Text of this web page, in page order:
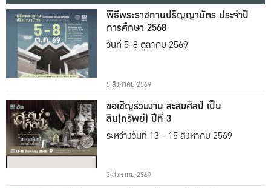
พิธีพระราชทานปริญญาบัตร ประจำปี
การศึกษา 2568
วันที่ 5-8 ตุลาคม 2569
5 สิงหาคม 2569
ขอเชิญร่วมงาน สะสมศิลป์ เป็น
สิน(ทรัพย์) ปีที่ 3
ระหว่างวันที่ 13 - 15 สิงหาคม 2569
3 สิงหาคม 2569